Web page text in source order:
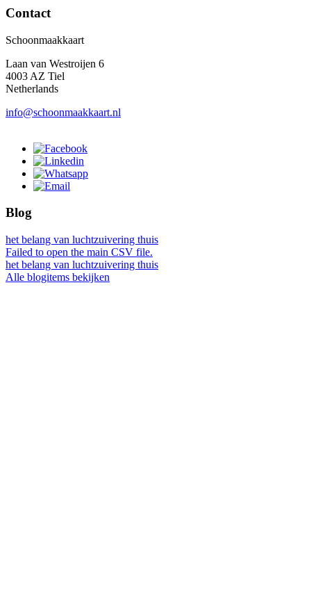
Contact
Schoonmaakkaart
Laan van Westroijen 6
4003 AZ Tiel
Netherlands
info@schoonmaakkaart.nl
Blog
het belang van luchtzuivering thuis
Failed to open the main CSV file.
het belang van luchtzuivering thuis
Alle blogitems bekijken